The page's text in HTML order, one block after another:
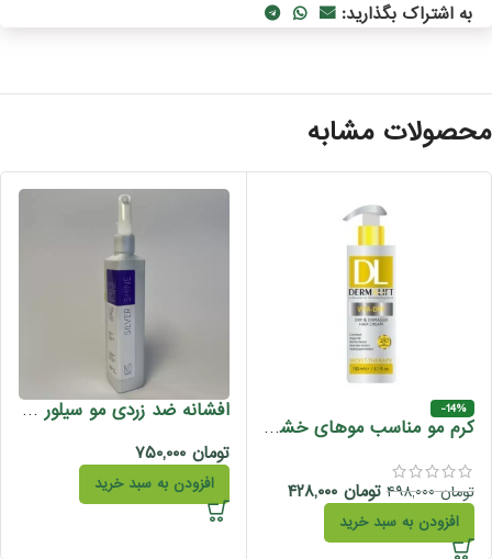
به اشتراک بگذارید:
محصولات مشابه
-14%
کرم مو مناسب موهای خشک و آسیب دیده ویتادرای درمالیفت 150 میل
تومان۴۹۸,۰۰۰ تومان
افزودن به سبد خرید
افشانه ضد زردی مو سیلور شاین بدون آبکشی تونی 250 میل
تومان
افزودن به سبد خرید